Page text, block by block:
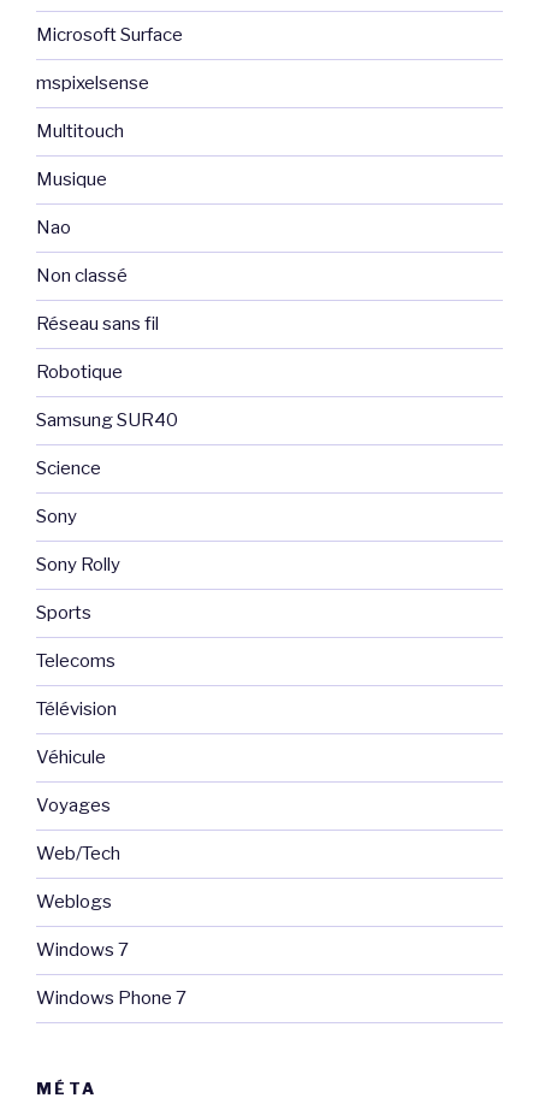
Microsoft Surface
mspixelsense
Multitouch
Musique
Nao
Non classé
Réseau sans fil
Robotique
Samsung SUR40
Science
Sony
Sony Rolly
Sports
Telecoms
Télévision
Véhicule
Voyages
Web/Tech
Weblogs
Windows 7
Windows Phone 7
MÉTA